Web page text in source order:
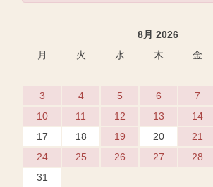
8月 2026
月
火 水 木 金
3
4 5 6 7
10
11 12 13 14
17
18 19 20 21
24
25 26 27 28
31